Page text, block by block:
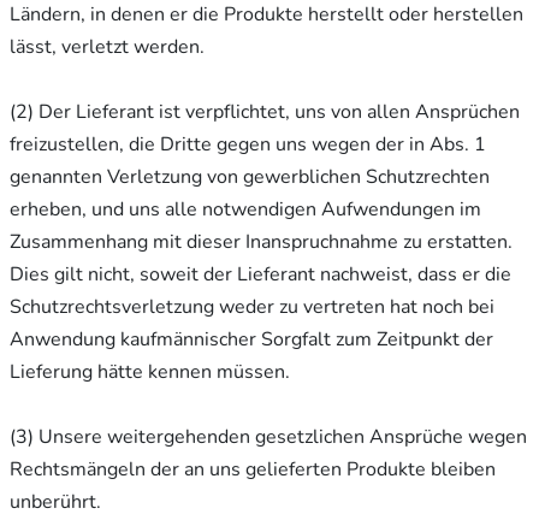
Ländern, in denen er die Produkte herstellt oder herstellen
lässt, verletzt werden.
(2) Der Lieferant ist verpflichtet, uns von allen Ansprüchen
freizustellen, die Dritte gegen uns wegen der in Abs. 1
genannten Verletzung von gewerblichen Schutzrechten
erheben, und uns alle notwendigen Aufwendungen im
Zusammenhang mit dieser Inanspruchnahme zu erstatten.
Dies gilt nicht, soweit der Lieferant nachweist, dass er die
Schutzrechtsverletzung weder zu vertreten hat noch bei
Anwendung kaufmännischer Sorgfalt zum Zeitpunkt der
Lieferung hätte kennen müssen.
(3) Unsere weitergehenden gesetzlichen Ansprüche wegen
Rechtsmängeln der an uns gelieferten Produkte bleiben
unberührt.